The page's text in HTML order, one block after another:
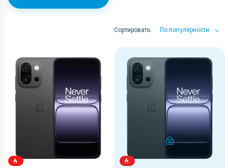
Сортировать: По популярности
По популярности
По Названию А-Я
По Названию Я-А
КУПИТЬ